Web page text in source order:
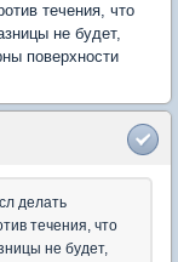
течения, что
не будет,
поверхности
делать
течения, что
не будет,